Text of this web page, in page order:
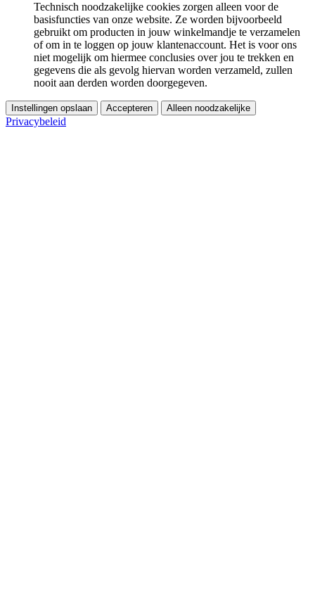
Technisch noodzakelijke cookies zorgen alleen voor de
basisfuncties van onze website. Ze worden bijvoorbeeld
gebruikt om producten in jouw winkelmandje te verzamelen
of om in te loggen op jouw klantenaccount. Het is voor ons
niet mogelijk om hiermee conclusies over jou te trekken en
gegevens die als gevolg hiervan worden verzameld, zullen
nooit aan derden worden doorgegeven.
Instellingen opslaan Accepteren Alleen noodzakelijke
Privacybeleid